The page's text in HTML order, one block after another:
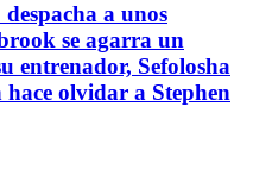
a unos
se agarra un
entrenador, Sefolosha
olvidar a Stephen